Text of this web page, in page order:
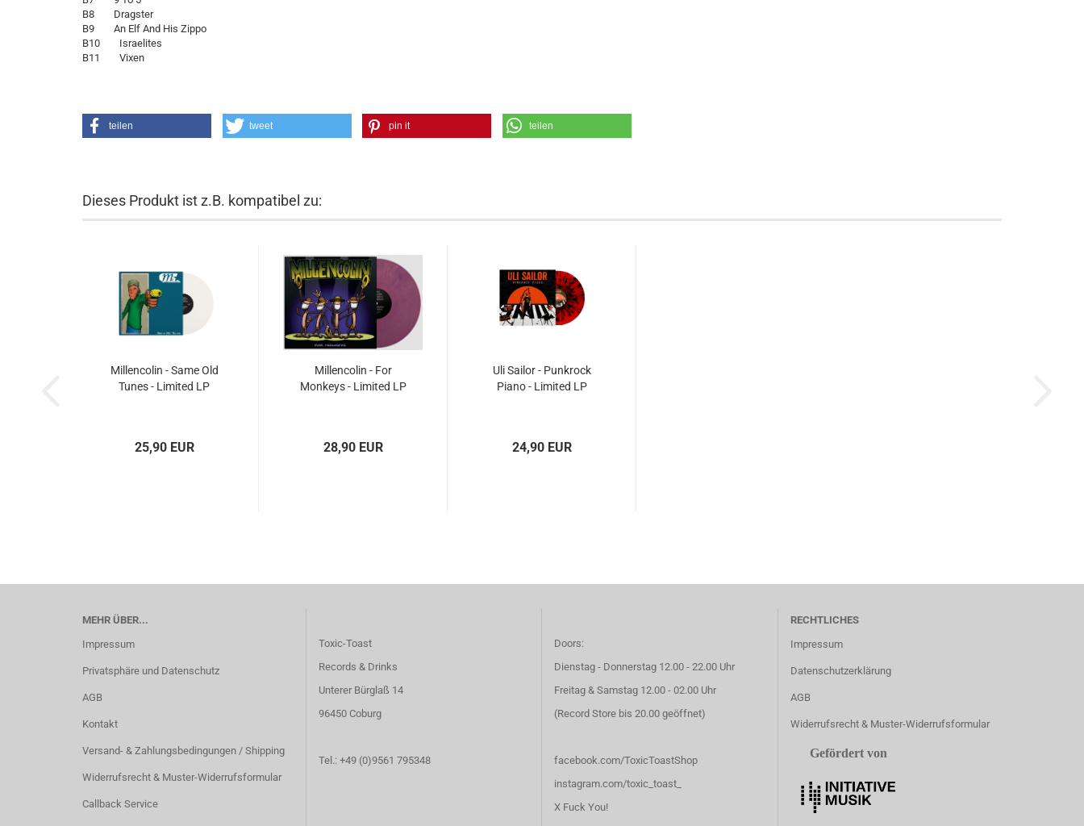
B8 Dragster
B9 An Elf And His Zippo
B10 Israelites
B11 Vixen
teilen tweet pin it teilen
Dieses Produkt ist z.B. kompatibel zu:
Millencolin - Same Old
Tunes - Limited LP
25,90 EUR
Millencolin - For
Monkeys - Limited LP
28,90 EUR
Uli Sailor - Punkrock
Piano - Limited LP
24,90 EUR
MEHR ÜBER...
Impressum
Privatsphäre und Datenschutz
AGB
Kontakt
Versand- & Zahlungsbedingungen / Shipping
Widerrufsrecht & Muster-Widerrufsformular
Callback Service
Toxic-Toast
Records & Drinks
Unterer Bürglaß 14
96450 Coburg
Tel.: +49 (0)9561 795348
Doors:
Dienstag - Donnerstag 12.00 - 22.00 Uhr
Freitag & Samstag 12.00 - 02.00 Uhr
(Record Store bis 20.00 geöffnet)
facebook.com/ToxicToastShop
instagram.com/toxic_toast_
X Fuck You!
RECHTLICHES
Impressum
Datenschutzerklärung
AGB
Widerrufsrecht & Muster-Widerrufsformular
Gefördert von